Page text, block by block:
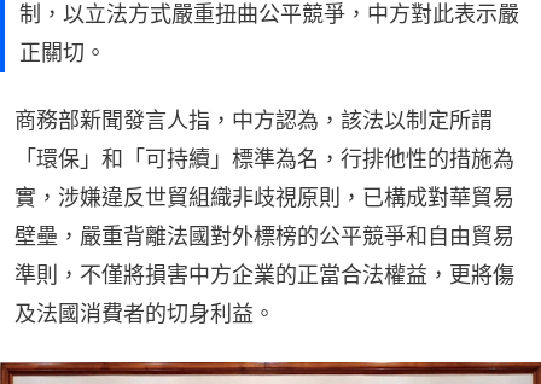
制，以立法方式嚴重扭曲公平競爭，中方對此表示嚴
正關切。
商務部新聞發言人指，中方認為，該法以制定所謂
「環保」和「可持續」標準為名，行排他性的措施為
實，涉嫌違反世貿組織非歧視原則，已構成對華貿易
壁壘，嚴重背離法國對外標榜的公平競爭和自由貿易
準則，不僅將損害中方企業的正當合法權益，更將傷
及法國消費者的切身利益。